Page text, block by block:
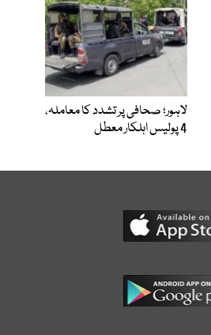
لاہور؛ صحافی پر تشدد کا معاملہ،
4 پولیس اہلکار معطل